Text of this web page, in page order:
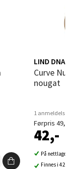
LIND DNA
Curve Nupo glassbrikke 11x13 cm
nougat
1 anmeldelse
Førpris 49,-
42,-
På nettlager
Finnes i 42